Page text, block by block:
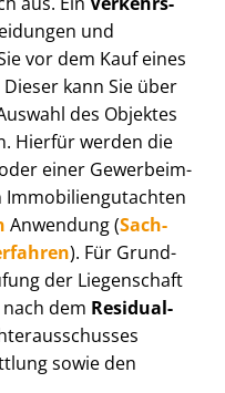
und
vor dem Kauf eines
kann Sie über
des Objektes
Hierfür werden die
einer Ge­wer­be­im­
Im­mo­bi­li­en­gut­ach­ten
Anwendung (Sach­
). Für Grund­
der Liegenschaft
dem Re­si­du­al­
sowie den